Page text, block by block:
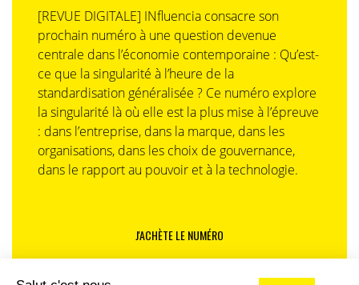
[REVUE DIGITALE] INfluencia consacre son
prochain numéro à une question devenue
centrale dans l’économie contemporaine : Qu’est-
ce que la singularité à l’heure de la
standardisation généralisée ? Ce numéro explore
la singularité là où elle est la plus mise à l’épreuve
: dans l’entreprise, dans la marque, dans les
organisations, dans les choix de gouvernance,
dans le rapport au pouvoir et à la technologie.
J'ACHÈTE LE NUMÉRO